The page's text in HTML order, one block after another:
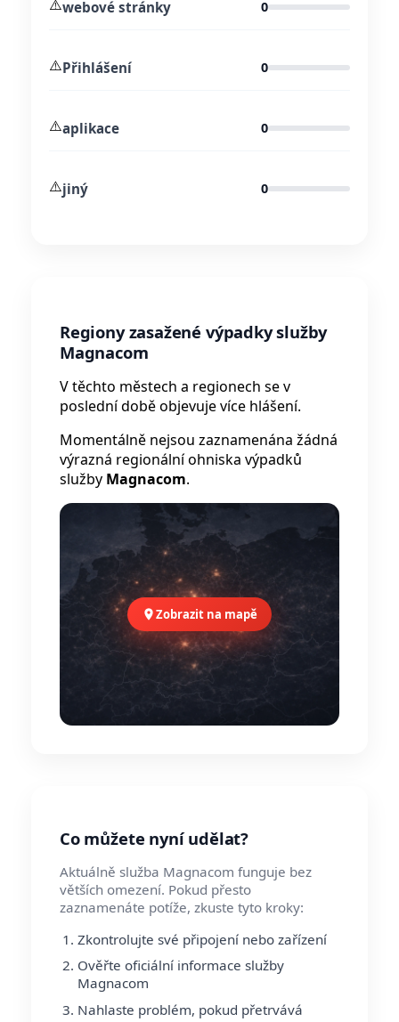
⚠️webové stránky 0
⚠️Přihlášení 0
⚠️aplikace 0
⚠️jiný 0
Regiony zasažené výpadky služby
Magnacom
V těchto městech a regionech se v
poslední době objevuje více hlášení.
Momentálně nejsou zaznamenána žádná
výrazná regionální ohniska výpadků
služby Magnacom.
Zobrazit na mapě
Co můžete nyní udělat?
Aktuálně služba Magnacom funguje bez
větších omezení. Pokud přesto
zaznamenáte potíže, zkuste tyto kroky:
Zkontrolujte své připojení nebo zařízení
Ověřte oficiální informace služby
Magnacom
Nahlaste problém, pokud přetrvává